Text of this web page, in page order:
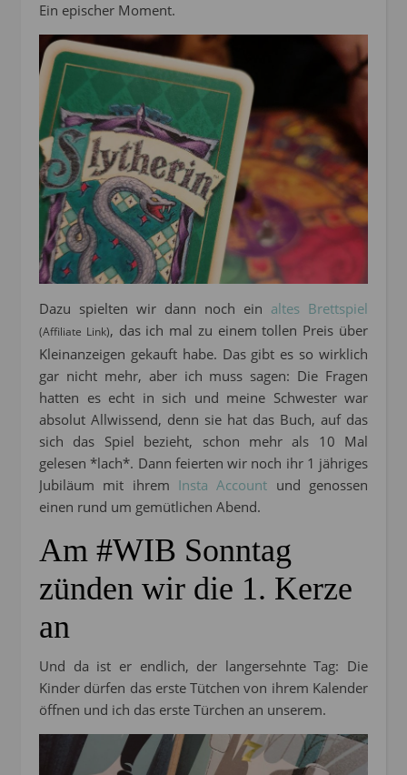
Ein epischer Moment.
Dazu spielten wir dann noch ein altes Brettspiel
(Affiliate Link), das ich mal zu einem tollen Preis über
Kleinanzeigen gekauft habe. Das gibt es so wirklich
gar nicht mehr, aber ich muss sagen: Die Fragen
hatten es echt in sich und meine Schwester war
absolut Allwissend, denn sie hat das Buch, auf das
sich das Spiel bezieht, schon mehr als 10 Mal
gelesen *lach*. Dann feierten wir noch ihr 1 jähriges
Jubiläum mit ihrem Insta Account und genossen
einen rund um gemütlichen Abend.
Am #WIB Sonntag
zünden wir die 1. Kerze
an
Und da ist er endlich, der langersehnte Tag: Die
Kinder dürfen das erste Tütchen von ihrem Kalender
öffnen und ich das erste Türchen an unserem.